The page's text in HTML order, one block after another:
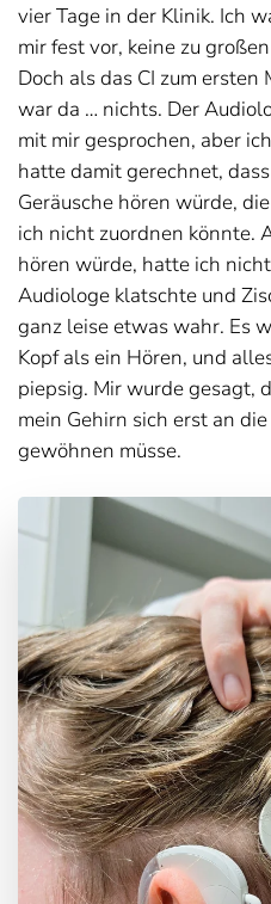
vier Tage in der Klinik. Ich
mir fest vor, keine zu
Doch als das CI zum
war da … nichts. Der
mit mir gesprochen, aber
hatte damit gerechnet,
Geräusche hören würde,
ich nicht zuordnen könnte.
hören würde, hatte ich
Audiologe klatschte und
ganz leise etwas wahr. Es
Kopf als ein Hören, und
piepsig. Mir wurde gesagt,
mein Gehirn sich erst an
gewöhnen müsse.